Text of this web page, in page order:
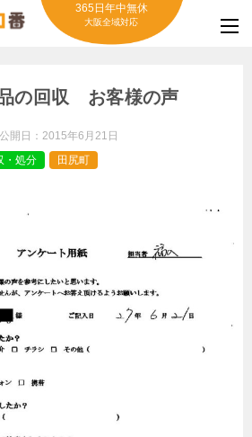
365日年中無休
大阪全域対応
の回収 お客様の声
公開日： 2015年6月21日
・処分 田尻町